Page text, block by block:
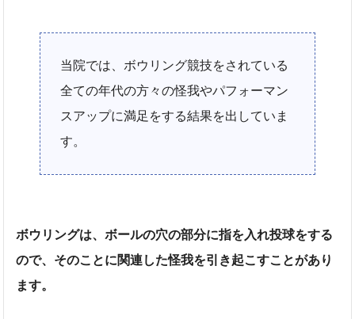
当院では、ボウリング競技をされている
全ての年代の方々の怪我やパフォーマン
スアップに満足をする結果を出していま
す。
ボウリングは、ボールの穴の部分に指を入れ投球をする
ので、そのことに関連した怪我を引き起こすことがあり
ます。